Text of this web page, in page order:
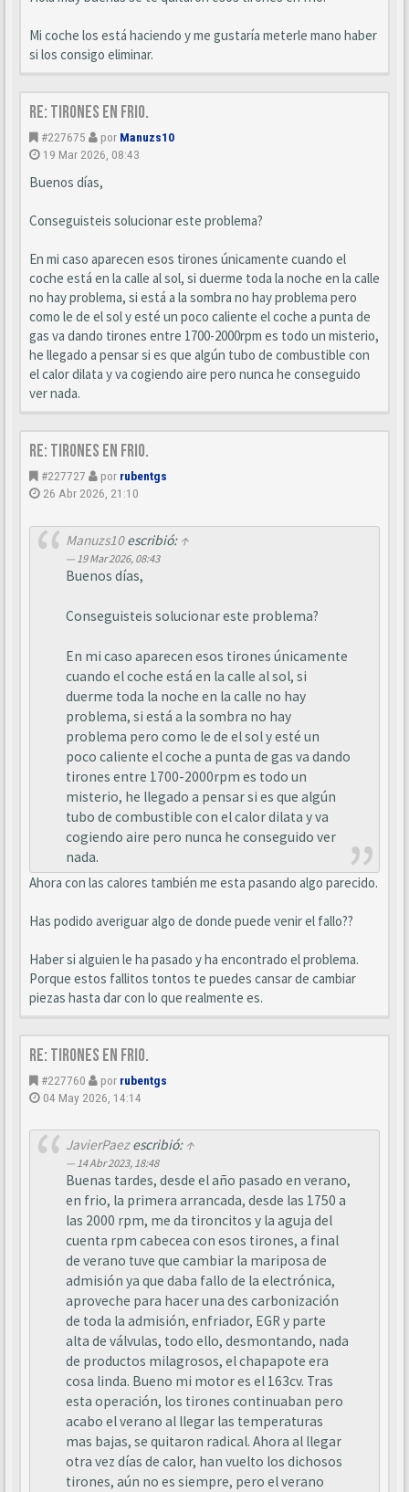
Mi coche los está haciendo y me gustaría meterle mano haber
si los consigo eliminar.
Re: Tirones en frio.
#227675 por Manuzs10
19 Mar 2026, 08:43
Buenos días,
Conseguisteis solucionar este problema?
En mi caso aparecen esos tirones únicamente cuando el
coche está en la calle al sol, si duerme toda la noche en la calle
no hay problema, si está a la sombra no hay problema pero
como le de el sol y esté un poco caliente el coche a punta de
gas va dando tirones entre 1700-2000rpm es todo un misterio,
he llegado a pensar si es que algún tubo de combustible con
el calor dilata y va cogiendo aire pero nunca he conseguido
ver nada.
Re: Tirones en frio.
#227727 por rubentgs
26 Abr 2026, 21:10
Manuzs10escribió: ↑
19 Mar 2026, 08:43
Buenos días,
Conseguisteis solucionar este problema?
En mi caso aparecen esos tirones únicamente
cuando el coche está en la calle al sol, si
duerme toda la noche en la calle no hay
problema, si está a la sombra no hay
problema pero como le de el sol y esté un
poco caliente el coche a punta de gas va dando
tirones entre 1700-2000rpm es todo un
misterio, he llegado a pensar si es que algún
tubo de combustible con el calor dilata y va
cogiendo aire pero nunca he conseguido ver
nada.
Ahora con las calores también me esta pasando algo parecido.
Has podido averiguar algo de donde puede venir el fallo??
Haber si alguien le ha pasado y ha encontrado el problema.
Porque estos fallitos tontos te puedes cansar de cambiar
piezas hasta dar con lo que realmente es.
Re: Tirones en frio.
#227760 por rubentgs
04 May 2026, 14:14
JavierPaezescribió: ↑
14 Abr 2023, 18:48
Buenas tardes, desde el año pasado en verano,
en frio, la primera arrancada, desde las 1750 a
las 2000 rpm, me da tironcitos y la aguja del
cuenta rpm cabecea con esos tirones, a final
de verano tuve que cambiar la mariposa de
admisión ya que daba fallo de la electrónica,
aproveche para hacer una des carbonización
de toda la admisión, enfriador, EGR y parte
alta de válvulas, todo ello, desmontando, nada
de productos milagrosos, el chapapote era
cosa linda. Bueno mi motor es el 163cv. Tras
esta operación, los tirones continuaban pero
acabo el verano al llegar las temperaturas
mas bajas, se quitaron radical. Ahora al llegar
otra vez días de calor, han vuelto los dichosos
tirones, aún no es siempre, pero el verano